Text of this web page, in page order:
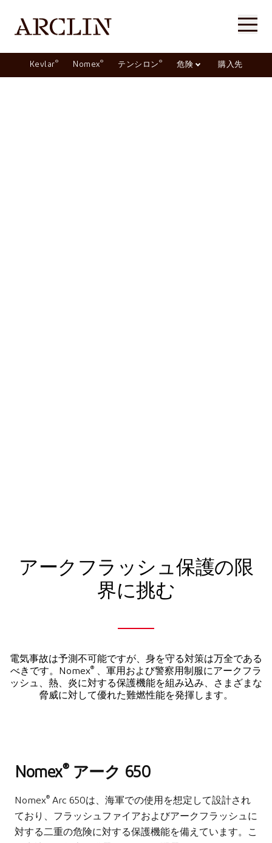
Kevlar® Nomex® テンシロン ® 危険 購入先
アークフラッシュ保護の限
界に挑む
電気事故は予測不可能ですが、身を守る対策は万全である
べきです。Nomex® 、軍用および警察用制服にアークフラ
ッシュ、熱、炎に対する保護機能を組み込み、さまざまな
脅威に対して優れた難燃性能を発揮します。
Nomex® アーク 650
Nomex® Arc 650は、海軍での使用を想定して設計され
ており、フラッシュファイアおよびアークフラッシュに
対する二重の危険に対する保護機能を備えています。こ